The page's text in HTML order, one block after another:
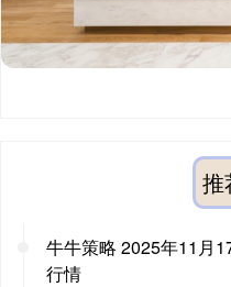
推
牛牛策略 2025年11月
行情